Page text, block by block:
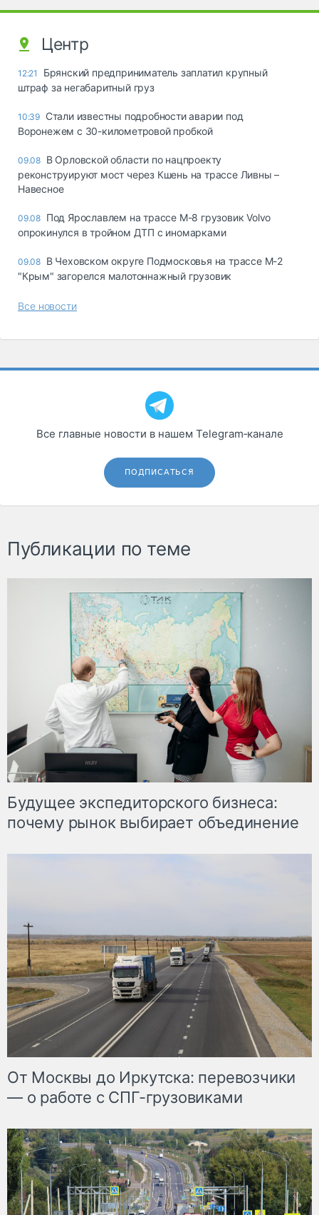
Центр
12:21
Брянский предприниматель заплатил крупный
штраф за негабаритный груз
10:39 Стали известны подробности аварии под
Воронежем с 30-километровой пробкой
09.08 В Орловской области по нацпроекту
реконструируют мост через Кшень на трассе Ливны –
Навесное
09.08 Под Ярославлем на трассе М-8 грузовик Volvo
опрокинулся в тройном ДТП с иномарками
09.08 В Чеховском округе Подмосковья на трассе М-2
"Крым" загорелся малотоннажный грузовик
Все новости
Все главные новости в нашем Telegram‑канале
ПОДПИСАТЬСЯ
Публикации по теме
Будущее экспедиторского бизнеса:
почему рынок выбирает объединение
От Москвы до Иркутска: перевозчики
— о работе с СПГ-грузовиками